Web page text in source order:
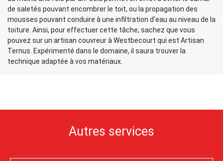
de saletés pouvant encombrer le toit, ou la propagation des
mousses pouvant conduire à une infiltration d'eau au niveau de la
toiture. Ainsi, pour effectuer cette tâche, sachez que vous
pouvez sur un artisan couvreur à Westbecourt qui est Artisan
Ternus. Expérimenté dans le domaine, il saura trouver la
technique adaptée à vos matériaux.
Autres services